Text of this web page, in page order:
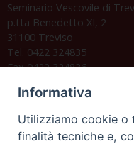
Seminario Vescovile di
p.tta Benedetto XI, 2
31100 Treviso
Tel. 0422 324835
Fax 0422 324836
C.F. 94004060268
Informativa
Utilizziamo cookie o
finalità tecniche e,